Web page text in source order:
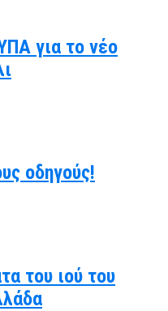
για το νέο
οδηγούς!
του ιού του